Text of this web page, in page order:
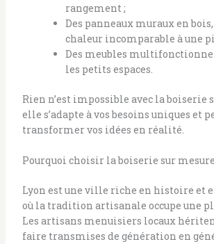
rangement ;
Des panneaux muraux en
chaleur incomparable à une
Des meubles
les petits espaces.
Rien n’est impossible avec la boiserie
elle s’adapte à vos besoins uniques et
transformer vos idées en réalité.
Pourquoi choisir la boiserie sur mesure
Lyon est une ville riche en histoire et
où la tradition artisanale occupe une
Les artisans menuisiers locaux
faire transmises de génération en